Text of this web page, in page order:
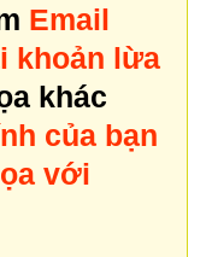
Email
khoản lừa
khác
của bạn
với